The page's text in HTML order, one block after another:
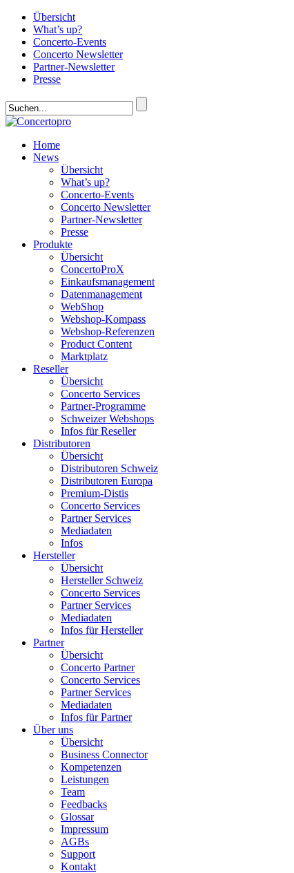
Übersicht
What’s up?
Concerto-Events
Concerto Newsletter
Partner-Newsletter
Presse
Home
News
Übersicht
What’s up?
Concerto-Events
Concerto Newsletter
Partner-Newsletter
Presse
Produkte
Übersicht
ConcertoProX
Einkaufsmanagement
Datenmanagement
WebShop
Webshop-Kompass
Webshop-Referenzen
Product Content
Marktplatz
Reseller
Übersicht
Concerto Services
Partner-Programme
Schweizer Webshops
Infos für Reseller
Distributoren
Übersicht
Distributoren Schweiz
Distributoren Europa
Premium-Distis
Concerto Services
Partner Services
Mediadaten
Infos
Hersteller
Übersicht
Hersteller Schweiz
Concerto Services
Partner Services
Mediadaten
Infos für Hersteller
Partner
Übersicht
Concerto Partner
Concerto Services
Partner Services
Mediadaten
Infos für Partner
Über uns
Übersicht
Business Connector
Kompetenzen
Leistungen
Team
Feedbacks
Glossar
Impressum
AGBs
Support
Kontakt